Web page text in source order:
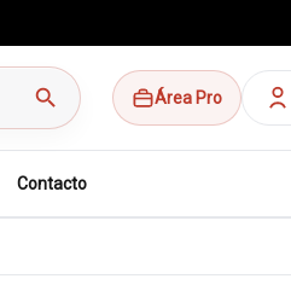
search Área Pro
Contacto